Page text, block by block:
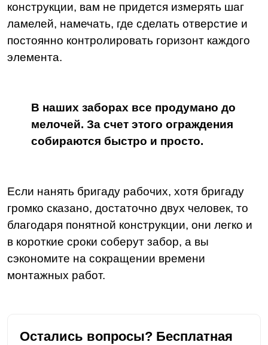
конструкции, вам не придется измерять шаг
ламелей, намечать, где сделать отверстие и
постоянно контролировать горизонт каждого
элемента.
В наших заборах все продумано до
мелочей. За счет этого ограждения
собираются быстро и просто.
Если нанять бригаду рабочих, хотя бригаду
громко сказано, достаточно двух человек, то
благодаря понятной конструкции, они легко и
в короткие сроки соберут забор, а вы
сэкономите на сокращении времени
монтажных работ.
Остались вопросы? Бесплатная